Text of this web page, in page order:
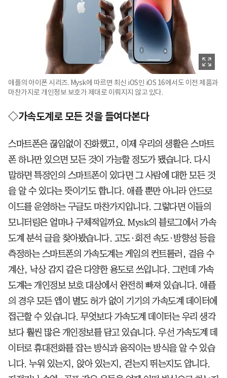
애플의 아이폰 시리즈. Mysk에 따르면 최신 iOS인 iOS 16에서도 이전 제품과
마찬가지로 개인정보 보호가 제대로 이뤄지지 않고 있다.
◇가속도계로 모든 것을 들여다본다
스마트폰은 끊임없이 진화했고, 이제 우리의 생활은 스마트
폰 하나만 있으면 모든 것이 가능할 정도가 됐습니다. 다시
말하면 특정인의 스마트폰이 있다면 그 사람에 대한 모든 것
을 알 수 있다는 뜻이기도 합니다. 애플 뿐만 아니라 안드로
이드를 운영하는 구글도 마찬가지입니다. 그렇다면 이들의
모니터링은 얼마나 구체적일까요. Mysk의 블로그에서 가속
도계 분석 글을 찾아봤습니다. 고도·회전 속도·방향성 등을
측정하는 스마트폰의 가속도계는 게임의 컨트롤러, 걸음 수
계산, 낙상 감지 같은 다양한 용도로 쓰입니다. 그런데 가속
도계는 개인정보 보호 대상에서 완전히 빠져 있습니다. 애플
의 경우 모든 앱이 별도 허가 없이 기기의 가속도계 데이터에
접근할 수 있습니다. 무엇보다 가속도계 데이터는 우리 생각
보다 훨씬 많은 개인정보를 담고 있습니다. 우선 가속도계 데
이터로 휴대전화를 잡는 방식과 움직이는 방식을 알 수 있습
니다. 누워 있는지, 앉아 있는지, 걷는지 뛰는지도 압니다.